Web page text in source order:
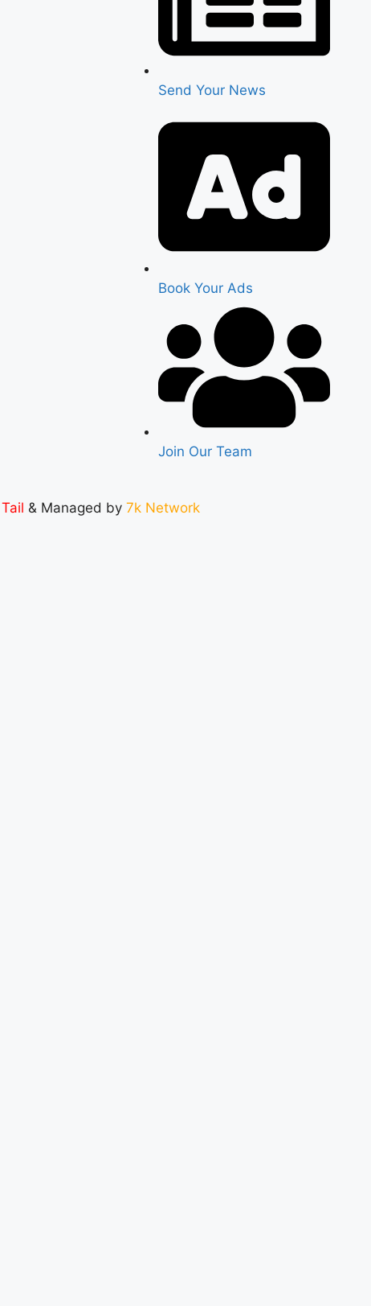
Send Your News
Book Your Ads
Join Our Team
& Managed by 7k Network